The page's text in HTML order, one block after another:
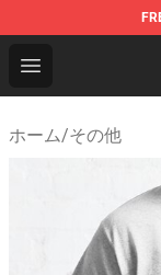
Open menu
Call Her
ホーム/その他